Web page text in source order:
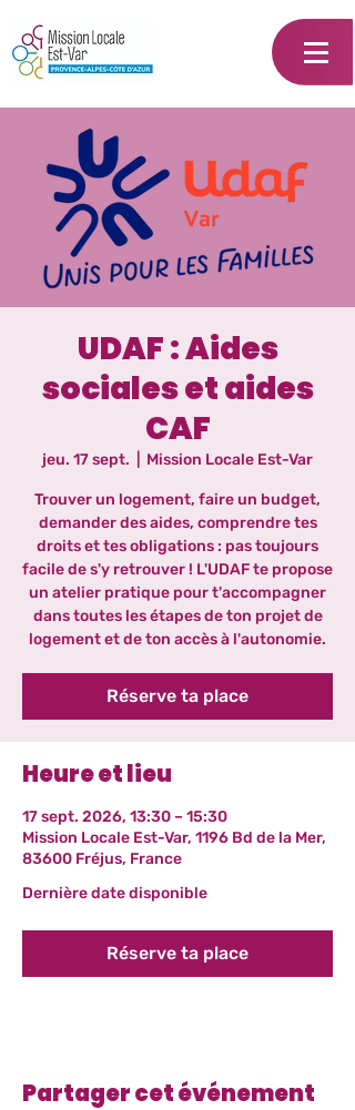
UDAF : Aides
sociales et aides
CAF
jeu. 17 sept. Mission Locale Est-Var
Trouver un logement, faire un budget,
demander des aides, comprendre tes
droits et tes obligations : pas toujours
facile de s'y retrouver ! L'UDAF te propose
un atelier pratique pour t'accompagner
dans toutes les étapes de ton projet de
logement et de ton accès à l'autonomie.
Réserve ta place
Heure et lieu
17 sept. 2026, 13:30 – 15:30
Mission Locale Est-Var, 1196 Bd de la Mer,
83600 Fréjus, France
Dernière date disponible
Réserve ta place
Partager cet événement